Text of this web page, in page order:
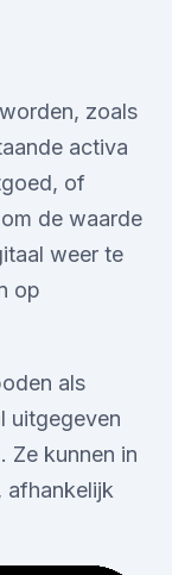
zoals
activa
of
de waarde
weer te
op
als
uitgegeven
Ze kunnen in
afhankelijk